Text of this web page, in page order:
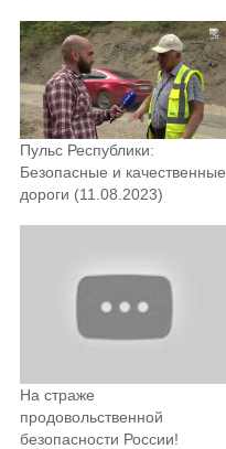
Пульс Республики:
Безопасные и качественные
дороги (11.08.2023)
На страже
продовольственной
безопасности России!